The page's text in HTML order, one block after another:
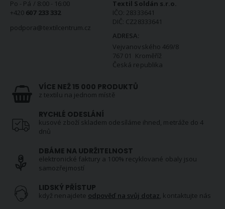
Po - Pá / 8:00 - 16:00
+420 607 233 332
podpora@textilcentrum.cz
Textil Soldán s.r.o.
IČO: 28333641
DIČ: CZ28333641
ADRESA:
Vejvanovského 469/8
767 01 Kroměříž
Česká republika
VÍCE NEŽ 15 000 PRODUKTŮ
z textilu na jednom místě
RYCHLÉ ODESLÁNÍ
kusové zboží skladem odesíláme ihned, metráže do 4
dnů
DBÁME NA UDRŽITELNOST
elektronické faktury a 100% recyklované obaly jsou
samozřejmostí
LIDSKÝ PŘÍSTUP
když nenajdete odpověď na svůj dotaz, kontaktujte nás